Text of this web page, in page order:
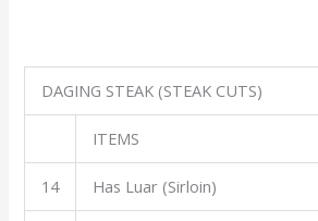
DAGING STEAK (STEAK CUTS)
ITEMS
14 Has Luar (Sirloin)